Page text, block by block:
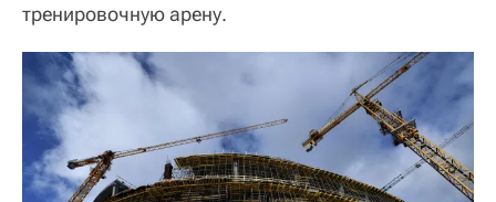
тренировочную арену.